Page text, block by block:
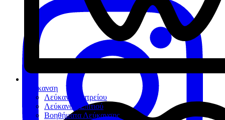
Λεύκανση
Λεύκανση Ιατρείου
Λεύκανση Σπιτιού
Βοηθήματα Λεύκανσης